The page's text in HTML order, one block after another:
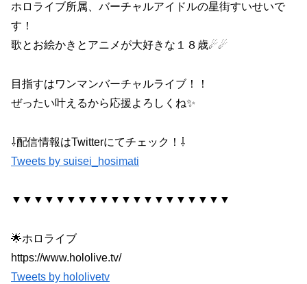
ホロライブ所属、バーチャルアイドルの星街すいせいで
す！
歌とお絵かきとアニメが大好きな１８歳☄☄
目指すはワンマンバーチャルライブ！！
ぜったい叶えるから応援よろしくね✨
⇩配信情報はTwitterにてチェック！⇩
Tweets by suisei_hosimati
▼▼▼▼▼▼▼▼▼▼▼▼▼▼▼▼▼▼▼▼
🌟ホロライブ
https://www.hololive.tv/
Tweets by hololivetv